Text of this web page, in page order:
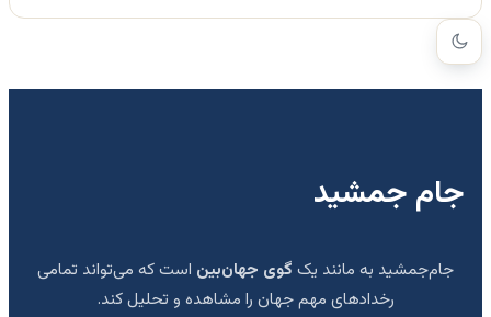
جام جمشید
جام‌جمشید به مانند یک گوی جهان‌بین است که می‌تواند تمامی
رخدادهای مهم جهان را مشاهده و تحلیل کند.